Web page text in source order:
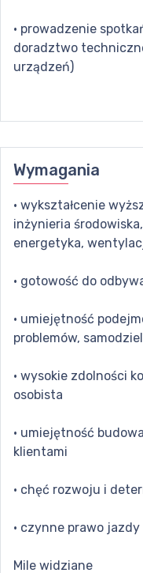
· prowadzenie
doradztwo
urządzeń)
Wymagania
· wykształcenie
inżynieria
energetyka,
· gotowość do
· umiejętność
problemów,
· wysokie zdolności
osobista
· umiejętność
klientami
· chęć rozwoju i
· czynne prawo jazdy
Mile widziane